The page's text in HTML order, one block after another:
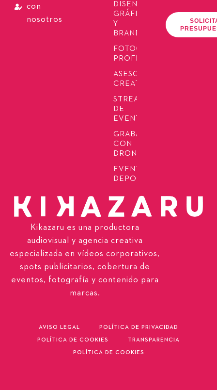
con
nosotros
DISEÑO
GRÁFICO
Y
BRANDING
FOTOGRAFÍA
PROFESIONAL
ASESORÍA
CREATIVA
STREAMING
DE
EVENTOS
GRABACIÓN
CON
DRONES
EVENTOS
DEPORTIVOS
Kikazaru es una productora
audiovisual y agencia creativa
especializada en vídeos corporativos,
spots publicitarios, cobertura de
eventos, fotografía y contenido para
marcas.
AVISO LEGAL POLÍTICA DE PRIVACIDAD
POLÍTICA DE COOKIES TRANSPARENCIA
POLÍTICA DE COOKIES